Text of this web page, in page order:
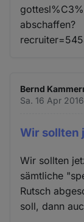
abschaffen?
Bernd
Sa. 16 Apr
Wir sollten
Wir sollten
sämtliche
Rutsch
soll, dann